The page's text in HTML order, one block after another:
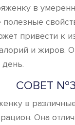
в
привести к
и жиров.
СОВЕТ №3
в
Она